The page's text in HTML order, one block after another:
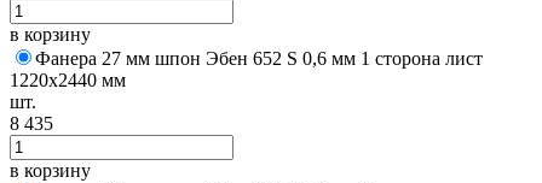
в корзину
Фанера 27 мм шпон Эбен 652 S 0,6 мм 1 сторона лист
1220х2440 мм
шт.
8 435
в корзину